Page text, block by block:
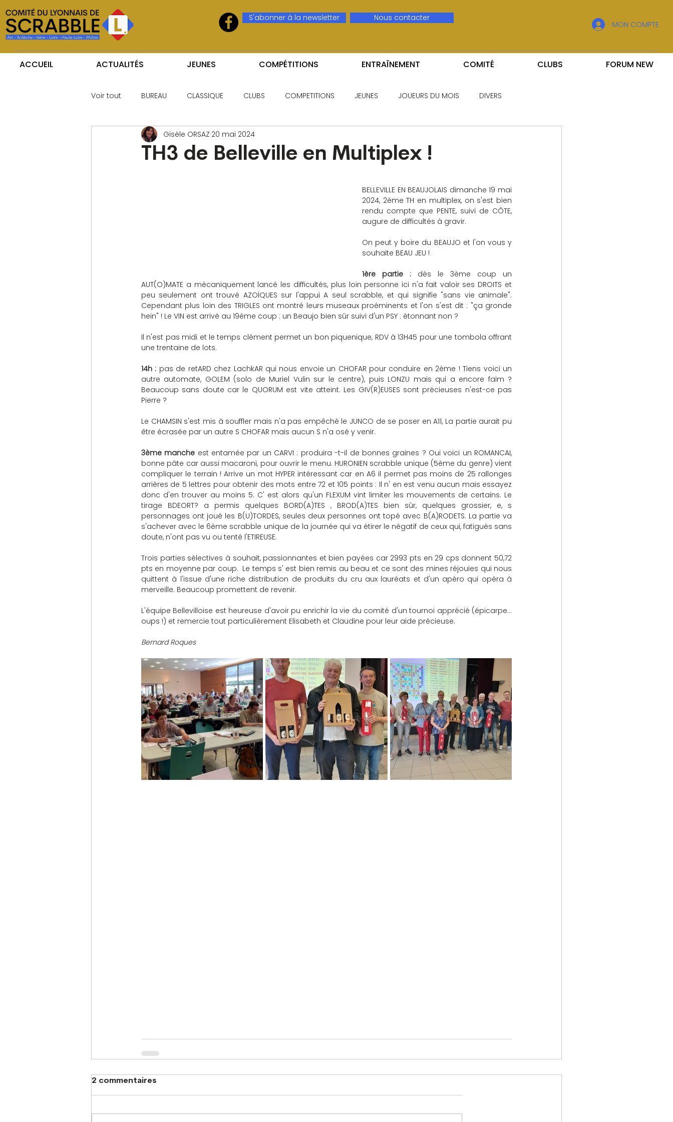
S'abonner à la newsletter Nous contacter
MON COMPTE
ACCUEIL ACTUALITÉS JEUNES COMPÉTITIONS ENTRAÎNEMENT COMITÉ CLUBS FORUM NEW
Voir tout BUREAU CLASSIQUE CLUBS COMPETITIONS JEUNES JOUEURS DU MOIS DIVERS
TH3 de Belleville en Multiplex !
Gisèle ORSAZ 20 mai 2024
BELLEVILLE EN BEAUJOLAIS dimanche 19 mai
2024, 2ème TH en multiplex, on s'est bien
rendu compte que PENTE, suivi de CÔTE,
augure de difficultés à gravir.
On peut y boire du BEAUJO et l'on vous y
souhaite BEAU JEU !
1ère partie : dès le 3ème coup un
AUT(O)MATE a mécaniquement lancé les difficultés, plus loin personne ici n'a fait valoir ses DROITS et
peu seulement ont trouvé AZOÏQUES sur l'appui A seul scrabble, et qui signifie "sans vie animale".
Cependant plus loin des TRIGLES ont montré leurs museaux proéminents et l'on s'est dit : "ça gronde
hein" ! Le VIN est arrivé au 19ème coup : un Beaujo bien sûr suivi d'un PSY : étonnant non ?
Il n'est pas midi et le temps clément permet un bon piquenique, RDV à 13H45 pour une tombola offrant
une trentaine de lots.
14h : pas de retARD chez LachkAR qui nous envoie un CHOFAR pour conduire en 2ème ! Tiens voici un
autre automate, GOLEM (solo de Muriel Vulin sur le centre), puis LONZU mais qui a encore faim ?
Beaucoup sans doute car le QUORUM est vite atteint. Les GIV(R)EUSES sont précieuses n'est-ce pas
Pierre ?
Le CHAMSIN s'est mis à souffler mais n'a pas empêché le JUNCO de se poser en A11, La partie aurait pu
être écrasée par un autre S CHOFAR mais aucun S n'a osé y venir.
3ème manche est entamée par un CARVI : produira -t-il de bonnes graines ? Oui voici un ROMANCAI,
bonne pâte car aussi macaroni, pour ouvrir le menu. HURONIEN scrabble unique (5ème du genre) vient
compliquer le terrain ! Arrive un mot HYPER intéressant car en A6 il permet pas moins de 25 rallonges
arrières de 5 lettres pour obtenir des mots entre 72 et 105 points : Il n' en est venu aucun mais essayez
donc d'en trouver au moins 5. C' est alors qu'un FLEXUM vint limiter les mouvements de certains. Le
tirage BDEORT? a permis quelques BORD(A)TES , BROD(A)TES bien sûr, quelques grossier, e, s
personnages ont joué les B(U)TORDES, seules deux personnes ont topé avec B(A)RODETS. La partie va
s'achever avec le 6ème scrabble unique de la journée qui va étirer le négatif de ceux qui, fatigués sans
doute, n'ont pas vu ou tenté l'ETIREUSE.
Trois parties sélectives à souhait, passionnantes et bien payées car 2993 pts en 29 cps donnent 50,72
pts en moyenne par coup.  Le temps s' est bien remis au beau et ce sont des mines réjouies qui nous
quittent à l'issue d'une riche distribution de produits du cru aux lauréats et d'un apéro qui opéra à
merveille. Beaucoup promettent de revenir.
L'équipe Bellevilloise est heureuse d'avoir pu enrichir la vie du comité d'un tournoi apprécié (épicarpe...
oups !) et remercie tout particulièrement Elisabeth et Claudine pour leur aide précieuse.
Bernard Roques
2 commentaires